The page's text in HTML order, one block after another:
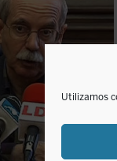
Utilizamos